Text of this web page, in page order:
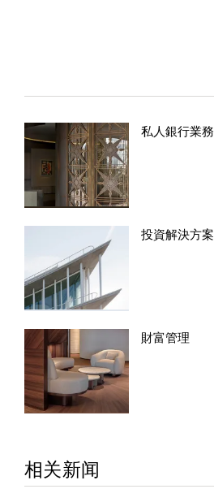
私人銀行業務
投資解決方案
財富管理
相关新闻